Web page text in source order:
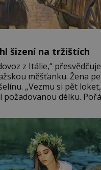
šizení na tržištích
z Itálie,“
měšťanku. Žena
„Vezmu si pět
požadovanou délku.
na sukni,“ zhodnotí
„Ošidili vás,